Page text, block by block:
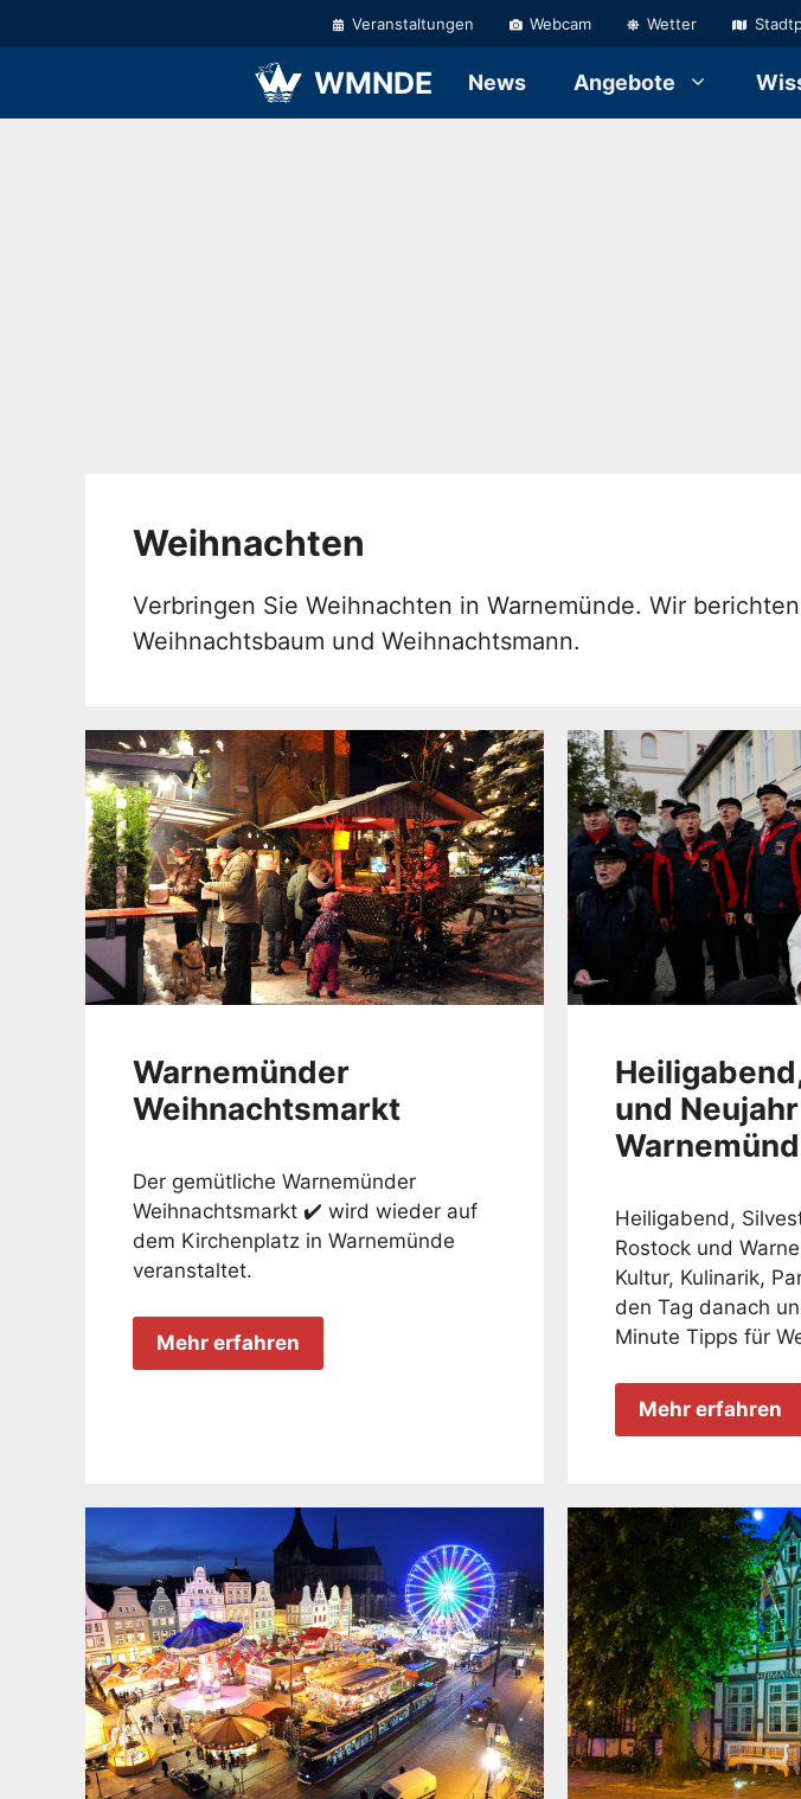
Inhalt
Veranstaltungen Webcam Wetter
WMNDE News Angebote
Weihnachten
Verbringen Sie Weihnachten in Warnemünde. Wir
Weihnachtsbaum und Weihnachtsmann.
Warnemünder
Weihnachtsmarkt
Der gemütliche Warnemünder
Weihnachtsmarkt ✔️ wird wieder auf
dem Kirchenplatz in Warnemünde
veranstaltet.
Mehr erfahren
und
Heiligabend,
Rostock und
Kultur, Kulinarik,
den Tag danach
Minute Tipps für
Mehr erfahren